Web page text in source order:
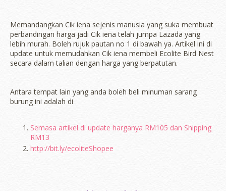
Memandangkan Cik iena sejenis manusia yang suka membuat
perbandingan harga jadi Cik iena telah jumpa Lazada yang
lebih murah. Boleh rujuk pautan no 1 di bawah ya. Artikel ini di
update untuk memudahkan Cik iena membeli Ecolite Bird Nest
secara dalam talian dengan harga yang berpatutan.
Antara tempat lain yang anda boleh beli minuman sarang
burung ini adalah di
Semasa artikel di update harganya RM105 dan Shipping
RM13
http://bit.ly/ecoliteShopee